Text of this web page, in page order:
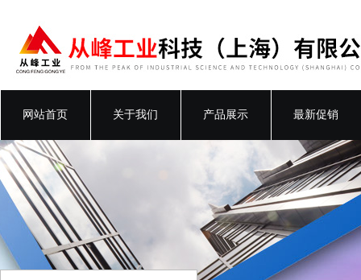
网站首页 关于我们 产品展示 最新促销